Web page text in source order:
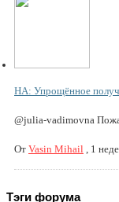
НА: Упрощённое
@julia-vadimovna
От Vasin Mihail , 1
Тэги форума